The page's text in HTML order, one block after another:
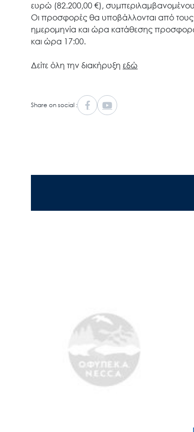
ευρώ (82.200,00 €),
Οι προσφορές θα υποβάλλονται από τους
ημερομηνία και ώρα κατάθεσης
και ώρα 17:00.
Δείτε όλη την διακήρυξη εδώ
Share on social :